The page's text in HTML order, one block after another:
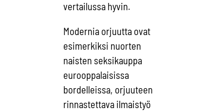
vertailussa hyvin.
Modernia orjuutta ovat
esimerkiksi nuorten
naisten seksikauppa
eurooppalaisissa
bordelleissa, orjuuteen
rinnastettava ilmaistyö